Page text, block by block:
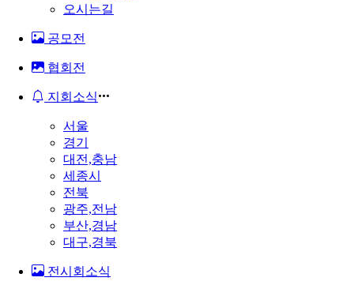
오시는길
공모전
협회전
지회소식
서울
경기
대전,충남
세종시
전북
광주,전남
부산,경남
대구,경북
전시회소식